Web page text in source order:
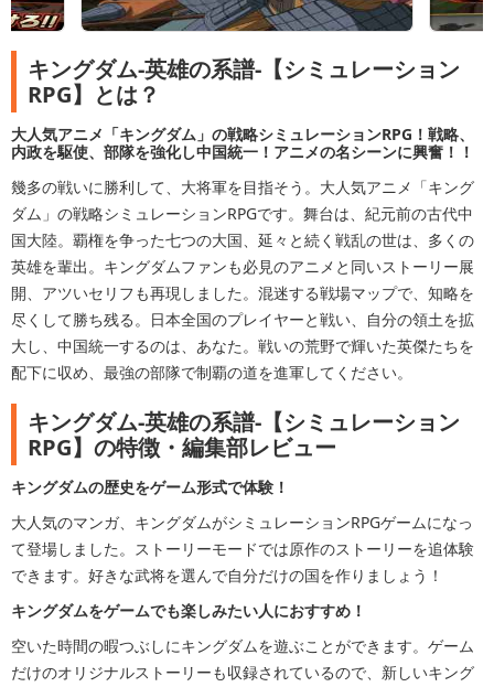
キングダム-英雄の系譜-【シミュレーション
RPG】とは？
大人気アニメ「キングダム」の戦略シミュレーションRPG！戦略、
内政を駆使、部隊を強化し中国統一！アニメの名シーンに興奮！！
幾多の戦いに勝利して、大将軍を目指そう。大人気アニメ「キング
ダム」の戦略シミュレーションRPGです。舞台は、紀元前の古代中
国大陸。覇権を争った七つの大国、延々と続く戦乱の世は、多くの
英雄を輩出。キングダムファンも必見のアニメと同いストーリー展
開、アツいセリフも再現しました。混迷する戦場マップで、知略を
尽くして勝ち残る。日本全国のプレイヤーと戦い、自分の領土を拡
大し、中国統一するのは、あなた。戦いの荒野で輝いた英傑たちを
配下に収め、最強の部隊で制覇の道を進軍してください。
キングダム-英雄の系譜-【シミュレーション
RPG】の特徴・編集部レビュー
キングダムの歴史をゲーム形式で体験！
大人気のマンガ、キングダムがシミュレーションRPGゲームになっ
て登場しました。ストーリーモードでは原作のストーリーを追体験
できます。好きな武将を選んで自分だけの国を作りましょう！
キングダムをゲームでも楽しみたい人におすすめ！
空いた時間の暇つぶしにキングダムを遊ぶことができます。ゲーム
だけのオリジナルストーリーも収録されているので、新しいキング